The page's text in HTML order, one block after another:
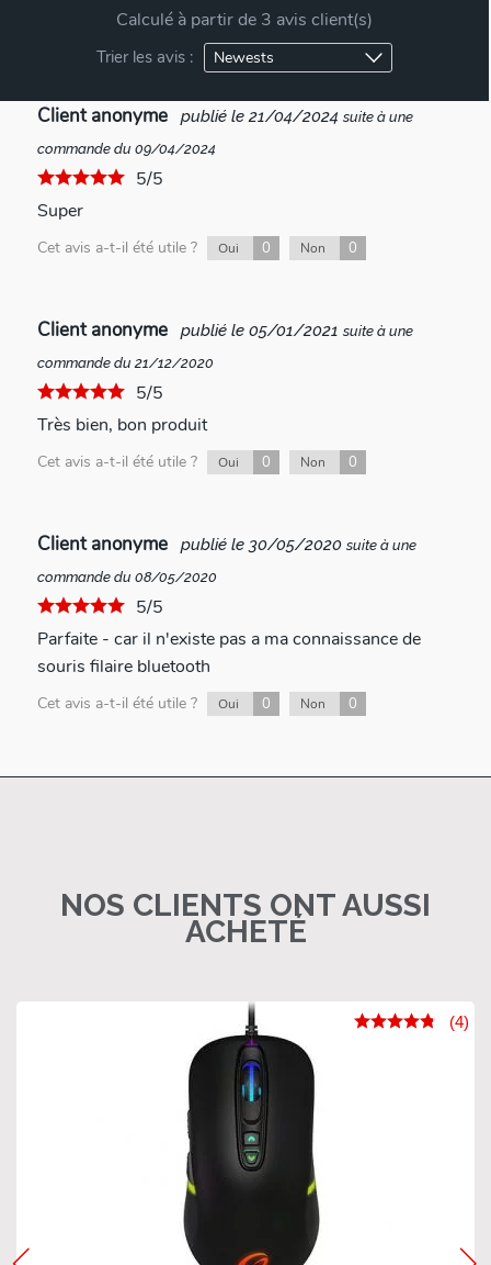
Calculé à partir de 3 avis client(s)
Trier les avis :
Client anonyme publié le 21/04/2024 suite à une
commande du 09/04/2024
5/5
Super
Cet avis a-t-il été utile ? Oui 0 Non 0
Client anonyme publié le 05/01/2021 suite à une
commande du 21/12/2020
5/5
Très bien, bon produit
Cet avis a-t-il été utile ? Oui 0 Non 0
Client anonyme publié le 30/05/2020 suite à une
commande du 08/05/2020
5/5
Parfaite - car il n'existe pas a ma connaissance de
souris filaire bluetooth
Cet avis a-t-il été utile ? Oui 0 Non 0
NOS CLIENTS ONT AUSSI
ACHETÉ
(4)